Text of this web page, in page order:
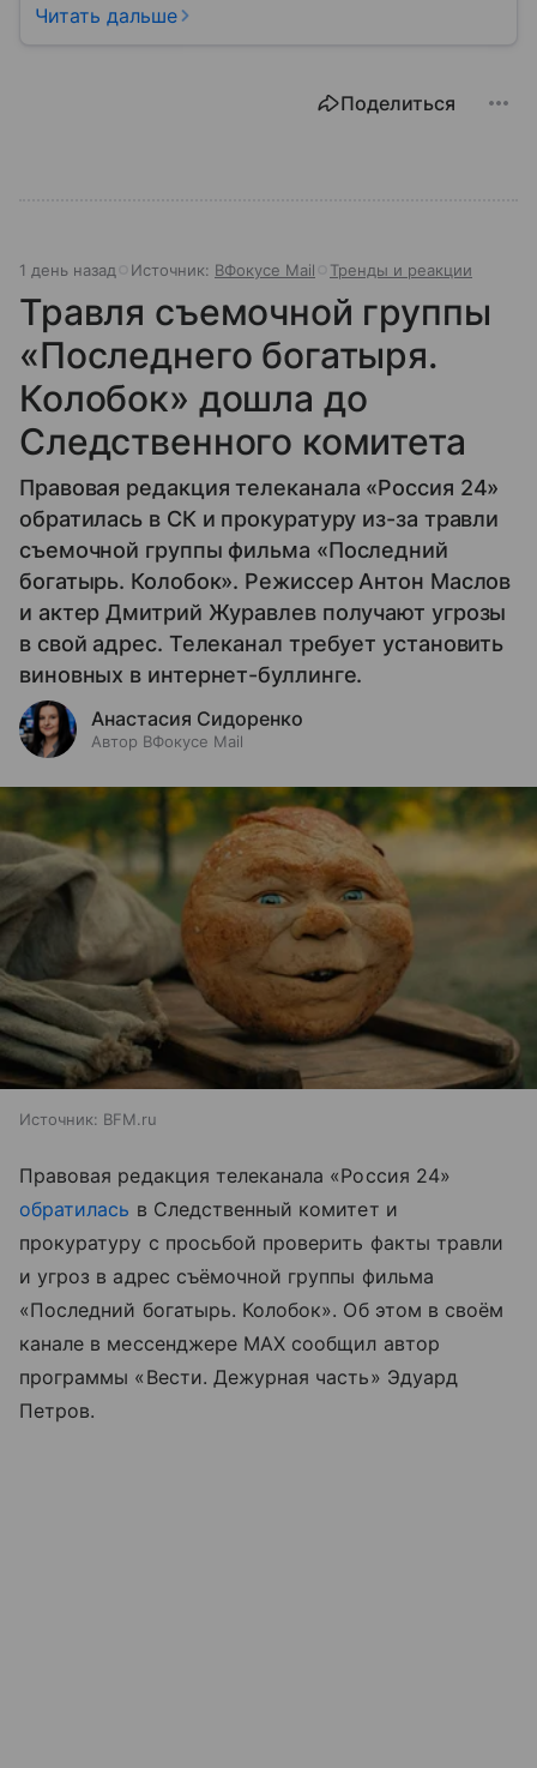
жизни каждого гражданина: от образования и
Читать дальше
Поделиться
1 день назад Источник: ВФокусе Mail Тренды и реакции
Травля съемочной группы
«Последнего богатыря.
Колобок» дошла до
Следственного комитета
Правовая редакция телеканала «Россия 24»
обратилась в СК и прокуратуру из-за травли
съемочной группы фильма «Последний
богатырь. Колобок». Режиссер Антон Маслов
и актер Дмитрий Журавлев получают угрозы
в свой адрес. Телеканал требует установить
виновных в интернет-буллинге.
Анастасия Сидоренко
Автор ВФокусе Mail
Источник: BFM.ru
Правовая редакция телеканала «Россия 24»
обратилась в Следственный комитет и
прокуратуру с просьбой проверить факты травли
и угроз в адрес съёмочной группы фильма
«Последний богатырь. Колобок». Об этом в своём
канале в мессенджере MAX сообщил автор
программы «Вести. Дежурная часть» Эдуард
Петров.